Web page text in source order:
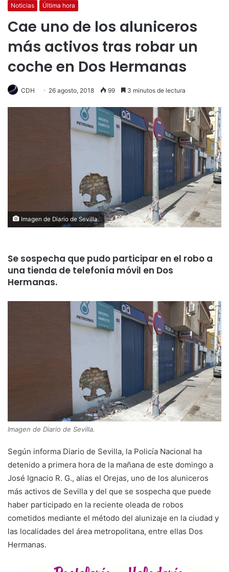
Noticias Última hora
Cae uno de los aluniceros
más activos tras robar un
coche en Dos Hermanas
CDH 26 agosto, 2018 99 3 minutos de lectura
Imagen de Diario de Sevilla.
Se sospecha que pudo participar en el robo a
una tienda de telefonía móvil en Dos
Hermanas.
Imagen de Diario de Sevilla.
Según informa Diario de Sevilla, la Policía Nacional ha
detenido a primera hora de la mañana de este domingo a
José Ignacio R. G., alias el Orejas, uno de los aluniceros
más activos de Sevilla y del que se sospecha que puede
haber participado en la reciente oleada de robos
cometidos mediante el método del alunizaje en la ciudad y
las localidades del área metropolitana, entre ellas Dos
Hermanas.